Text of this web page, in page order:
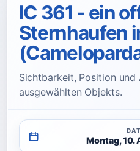
IC 361 - ein
Sternhaufen
Sichtbarkeit, Position und
ausgewählten Objekts.
Montag, 10.